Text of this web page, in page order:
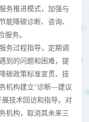
务推进模式，加强与
能降碳诊断、咨询、
服务。
务过程指导，定期调
到的问题和困难，提
碳政策标准宣贯、技
机构建立“诊断—建议
技术回访和指导。对
机构，取消其未来三